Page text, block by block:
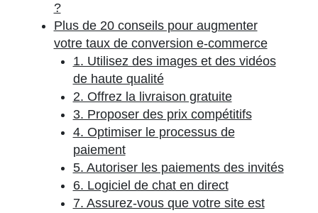
?
Plus de 20 conseils pour augmenter
votre taux de conversion e-commerce
1. Utilisez des images et des vidéos
de haute qualité
2. Offrez la livraison gratuite
3. Proposer des prix compétitifs
4. Optimiser le processus de
paiement
5. Autoriser les paiements des invités
6. Logiciel de chat en direct
7. Assurez-vous que votre site est